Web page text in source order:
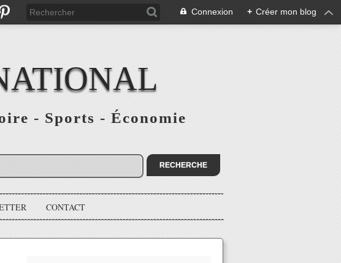
Connexion + Créer mon blog
- Sports - Économie
CONTACT